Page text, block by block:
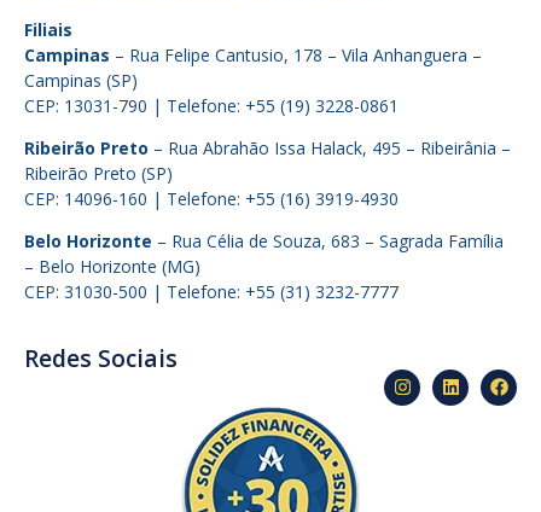
Filiais
Campinas – Rua Felipe Cantusio, 178 – Vila Anhanguera –
Campinas (SP)
CEP: 13031-790 | Telefone: +55 (19) 3228-0861
Ribeirão Preto – Rua Abrahão Issa Halack, 495 – Ribeirânia –
Ribeirão Preto (SP)
CEP: 14096-160 | Telefone: +55 (16) 3919-4930
Belo Horizonte – Rua Célia de Souza, 683 – Sagrada Família
– Belo Horizonte (MG)
CEP: 31030-500 | Telefone: +55 (31) 3232-7777
Redes Sociais